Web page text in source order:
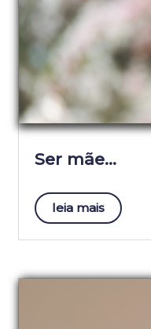
Ser mãe…
leia mais